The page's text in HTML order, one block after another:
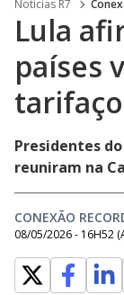
Noticias R7
Lula
países
Presidentes
reuniram na
CONEXÃO
08/05/2026 - 16H52